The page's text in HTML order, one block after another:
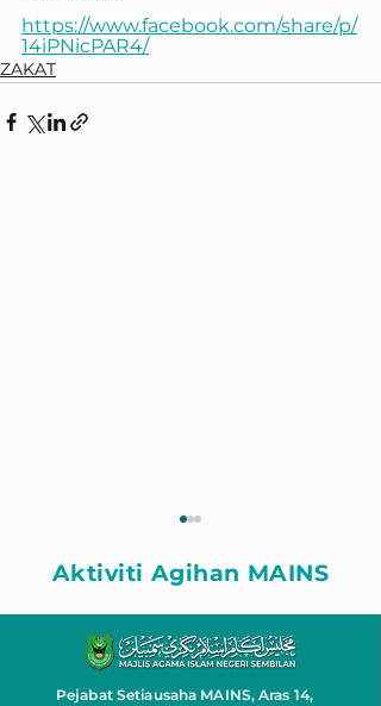
https://www.facebook.com/share/p/
14iPNicPAR4/
ZAKAT
Aktiviti Agihan MAINS
Pejabat Setiausaha MAINS, Aras 14,